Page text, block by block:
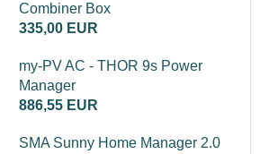
Combiner Box
335,00 EUR
my-PV AC - THOR 9s Power
Manager
886,55 EUR
SMA Sunny Home Manager 2.0